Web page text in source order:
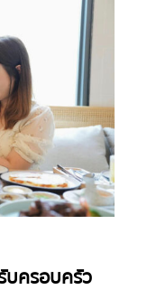
บครอบครัว